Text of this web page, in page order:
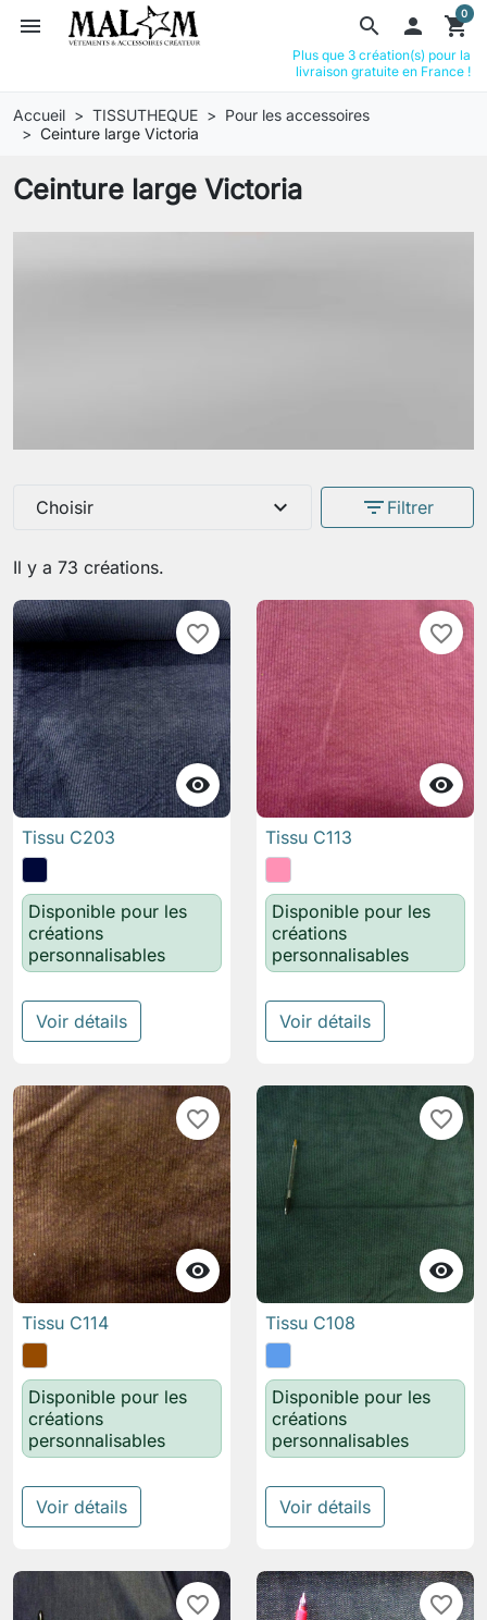
search
menu  shopping_cart
0
Plus que 3 création(s) pour la
livraison gratuite en France !
Accueil TISSUTHEQUE
Pour les accessoires
Ceinture large Victoria
Ceinture large Victoria
Il y a 73 créations.
Choisir expand_more filter_list Filtrer

favorite_border
Tissu C203
Disponible pour les
créations
personnalisables
Voir détails

favorite_border
Tissu C113
Disponible pour les
créations
personnalisables
Voir détails

favorite_border
Tissu C114
Disponible pour les
créations
personnalisables
Voir détails

favorite_border
Tissu C108
Disponible pour les
créations
personnalisables
Voir détails
favorite_border favorite_border